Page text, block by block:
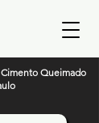
Cimento Queimado